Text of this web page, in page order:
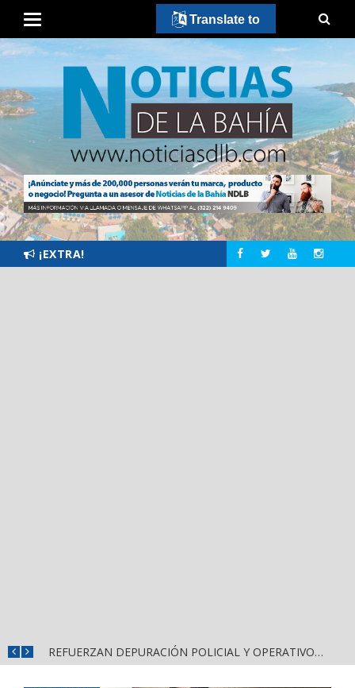
¡EXTRA!
REFUERZAN DEPURACIÓN POLICIAL Y OPERATIVOS EN FRONTERAS DE NAYARIT
Translate to